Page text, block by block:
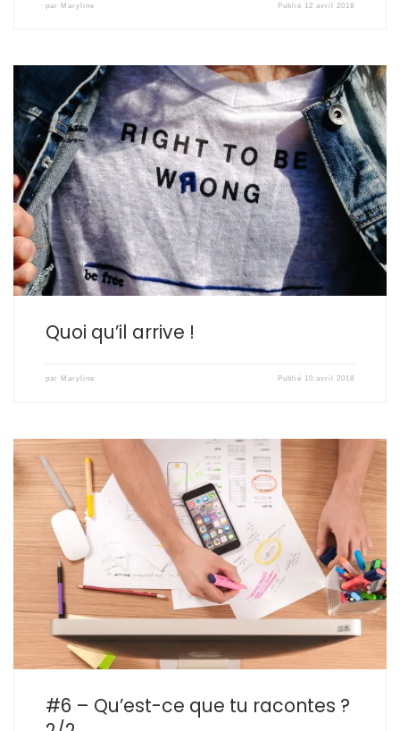
par Maryline Publié 12 avril 2018
Aujourd’hui j’ai envie de te parler de ça… de passer à l’action, quoi
qu’il arrive, quoi qu’il puisse se passer… au pire, qu’est ce qui peut
bien t’arriver ? Echouer ? Ne pas avoir les résultats escomptés ?
Etre critiqué ? Ne pas être […]
Quoi qu’il arrive !
par Maryline Publié 10 avril 2018
Après avoir donné mon avis sur la ligne éditoriale hier, passons à
la pratique, car c’est ce qui t’intéresse ? Non ? Donc
concrètement, comment définir sa ligne éditoriale, quelles
questions se poser, etc… Des méthodes il y en a des dizaines […]
#6 – Qu’est-ce que tu racontes ?